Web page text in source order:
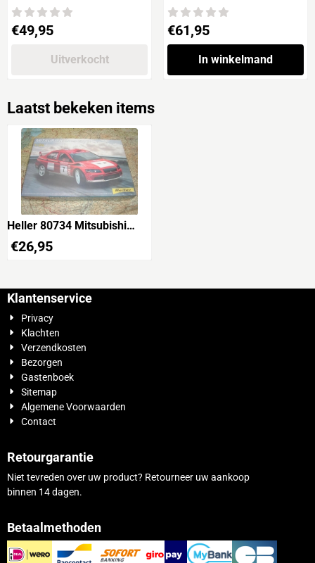
UNIMOG RW1
Prijs: 49,95
€49,95
Uitverkocht
Volkswagen Beetle Type 1
'1966' "Cal Look" with
Blond Girl's Figure
Prijs: 61,95
€61,95
In winkelmand
Laatst bekeken items
Heller 80734 Mitsubishi
Lancer WRC 01
€26,95
Klantenservice
Privacy
Klachten
Verzendkosten
Bezorgen
Gastenboek
Sitemap
Algemene Voorwaarden
Contact
Retourgarantie
Niet tevreden over uw product? Retourneer uw aankoop
binnen 14 dagen.
Betaalmethoden